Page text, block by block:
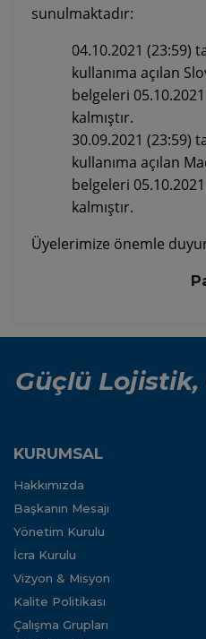
sunulmaktadır:
04.10.2021 (23:59)
kullanıma açılan
belgeleri
kalmıştır.
30.09.2021 (23:59)
kullanıma açılan
belgeleri 05
kalmıştır.
Üyelerimize önemle
Güçlü
KURUMSAL
Hakkımızda
Başkanın Mesajı
Yönetim Kurulu
İcra Kurulu
Vizyon & Misyon
Kalite Politikası
Çalışma Grupları